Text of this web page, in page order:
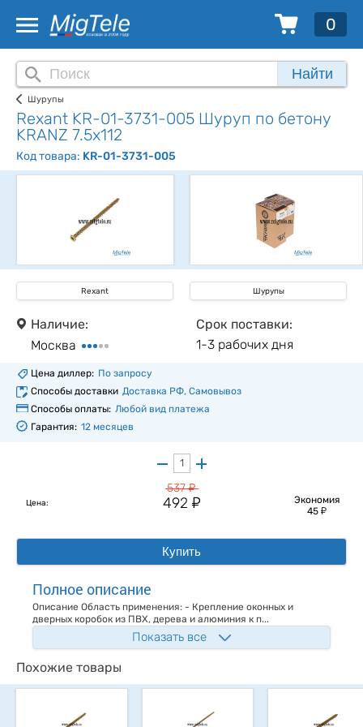
0
Найти
Шурупы
Rexant KR-01-3731-005 Шуруп по бетону
KRANZ 7.5х112
Код товара: KR-01-3731-005
Rexant Шурупы
Наличие:
Москва
Срок поставки:
1-3 рабочих дня
Цена диллер: По запросу
Способы доставки Доставка РФ, Самовывоз
Способы оплаты: Любой вид платежа
Гарантия: 12 месяцев
Цена:
537у
492 у
Экономия
45у
Купить
Полное описание
Описание Область применения: - Крепление оконных и
дверных коробок из ПВХ, дерева и алюминия к п...
Показать все
Похожие товары